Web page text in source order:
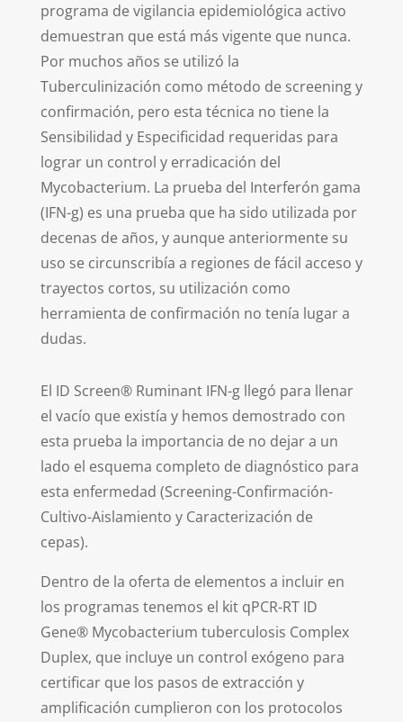
programa de vigilancia epidemiológica activo
demuestran que está más vigente que nunca.
Por muchos años se utilizó la
Tuberculinización como método de screening y
confirmación, pero esta técnica no tiene la
Sensibilidad y Especificidad requeridas para
lograr un control y erradicación del
Mycobacterium. La prueba del Interferón gama
(IFN-g) es una prueba que ha sido utilizada por
decenas de años, y aunque anteriormente su
uso se circunscribía a regiones de fácil acceso y
trayectos cortos, su utilización como
herramienta de confirmación no tenía lugar a
dudas.
El ID Screen® Ruminant IFN-g llegó para llenar
el vacío que existía y hemos demostrado con
esta prueba la importancia de no dejar a un
lado el esquema completo de diagnóstico para
esta enfermedad (Screening-Confirmación-
Cultivo-Aislamiento y Caracterización de
cepas).
Dentro de la oferta de elementos a incluir en
los programas tenemos el kit qPCR-RT ID
Gene® Mycobacterium tuberculosis Complex
Duplex, que incluye un control exógeno para
certificar que los pasos de extracción y
amplificación cumplieron con los protocolos